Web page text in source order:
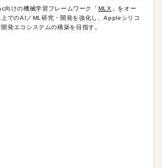
けの機械学習フレームワーク「MLX 」をオー
でのAI／ML研究・開発を強化し、Appleシリコ
発エコシステムの構築を目指す。